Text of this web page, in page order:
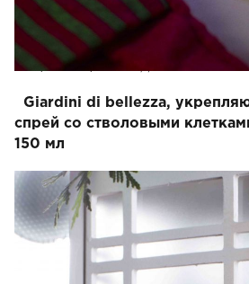
некрасиво. Гладкая, мягкая
цвет остаются в течение всего
Страна-производитель:
Giardini di bellezza,
спрей со стволовыми
150 мл